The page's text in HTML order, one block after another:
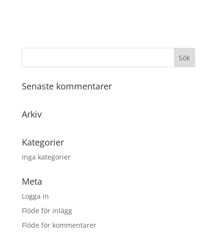
Senaste kommentarer
Arkiv
Kategorier
Inga kategorier
Meta
Logga in
Flöde för inlägg
Flöde för kommentarer